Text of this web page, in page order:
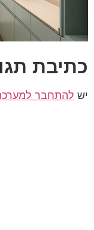
כתיבת
יש להתחבר